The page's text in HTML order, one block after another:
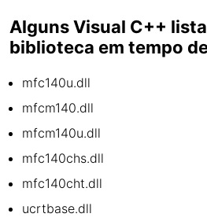
Alguns Visual C++
biblioteca em tempo
mfc140u.dll
mfcm140.dll
mfcm140u.dll
mfc140chs.dll
mfc140cht.dll
ucrtbase.dll